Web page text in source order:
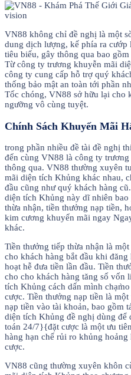
VN88 không chỉ đề nghị là một
dung dịch lượng, kế phía ra
tiêu biểu, gây thông qua bao
Từ công ty trương khuyễn mãi
công ty cung cấp hỗ trợ quý
thống bảo mật an toàn tới phần
Tốc chóng, VN88 sở hữu lại cho
ngưỡng vô cùng tuyệt.
Chính Sách Khuyến Mãi
trong phần nhiều đề tài đề nghị
đến cùng VN88 là công ty
thông qua. VN88 thường xuyên
mãi diện tích Khủng khác nhau,
đầu cũng như quý khách hàng
diện tích Khủng này dĩ nhiên
thừa nhận, tiền thưởng nạp tiền,
kim cương khuyến mãi ngay
khác.
Tiền thưởng tiếp thừa nhận là
cho khách hàng bắt đầu khi
hoạt hễ đưa tiền lần đầu. Tiền
cho cho khách hàng tăng số vốn
tích Khủng cách dấn mình
cược. Tiền thưởng nạp tiền là
nạp tiền vào tài khoản, bao gồm
diện tích Khủng đề nghị dùng để
toán 24/7}{đặt cược là một ưu
hàng hạn chế rủi ro khủng
cược.
VN88 cũng thường xuyên khôn